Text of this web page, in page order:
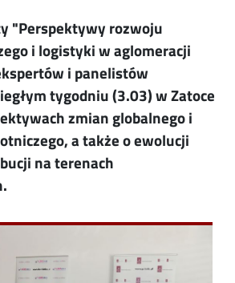
"Perspektywy rozwoju
i logistyki w aglomeracji
i panelistów
tygodniu (3.03) w Zatoce
zmian globalnego i
a także o ewolucji
na terenach